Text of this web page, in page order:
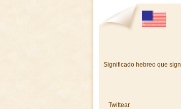
Significado hebreo que
Twittear